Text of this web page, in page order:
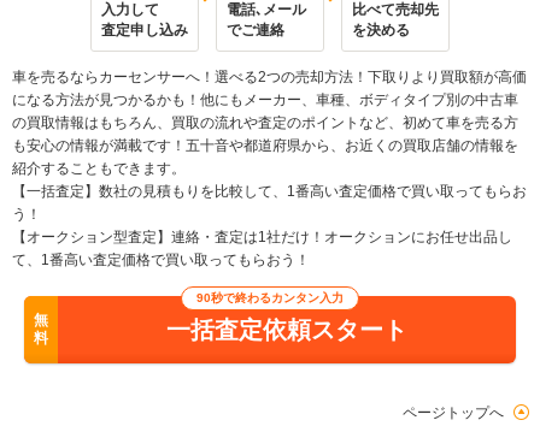
入力して
査定申し込み
電話､メール
でご連絡
比べて売却先
を決める
車を売るならカーセンサーへ！選べる2つの売却方法！下取りより買取額が高価
になる方法が見つかるかも！他にもメーカー、車種、ボディタイプ別の中古車
の買取情報はもちろん、買取の流れや査定のポイントなど、初めて車を売る方
も安心の情報が満載です！五十音や都道府県から、お近くの買取店舗の情報を
紹介することもできます。
【一括査定】数社の見積もりを比較して、1番高い査定価格で買い取ってもらお
う！
【オークション型査定】連絡・査定は1社だけ！オークションにお任せ出品し
て、1番高い査定価格で買い取ってもらおう！
無
料
90秒で終わるカンタン入力
一括査定依頼スタート
ページトップへ